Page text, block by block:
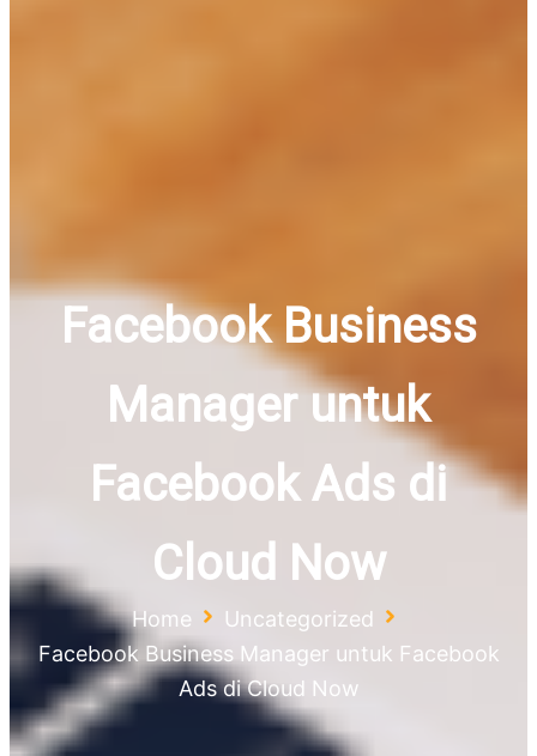
Facebook Business
Manager untuk
Facebook Ads di
Cloud Now
Home
Uncategorized
Facebook Business Manager untuk Facebook
Ads di Cloud Now